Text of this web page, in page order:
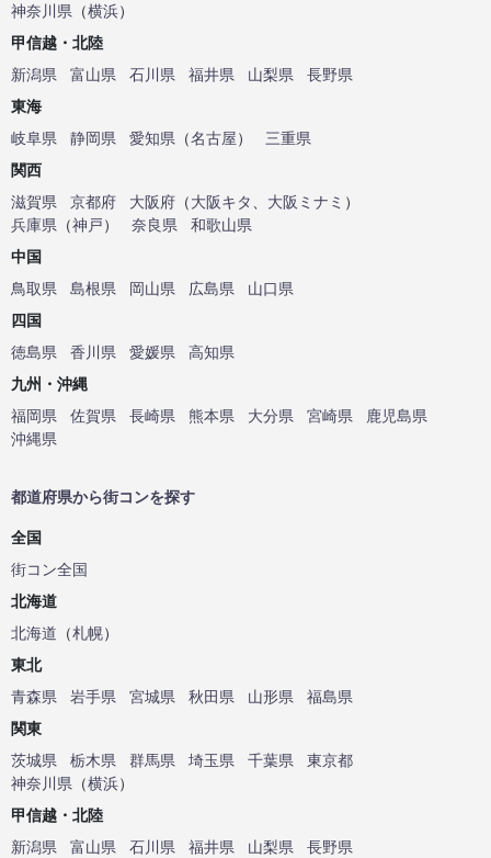
神奈川県 （横浜）
甲信越・北陸
新潟県
富山県 石川県 福井県 山梨県
長野県
東海
岐阜県
静岡県 愛知県 （名古屋）
三重県
関西
滋賀県
京都府 大阪府 （大阪キタ 大阪ミナミ ）
兵庫県 （神戸） 奈良県
和歌山県
中国
鳥取県
島根県 岡山県 広島県
山口県
四国
徳島県
香川県 愛媛県
高知県
九州・沖縄
福岡県
佐賀県 長崎県 熊本県 大分県 宮崎県
鹿児島県
沖縄県
都道府県から街コンを探す
全国
街コン全国
北海道
北海道 （札幌）
東北
青森県
岩手県 宮城県 秋田県 山形県
福島県
関東
茨城県
栃木県 群馬県 埼玉県 千葉県
東京都
神奈川県 （横浜）
甲信越・北陸
新潟県
富山県 石川県 福井県 山梨県
長野県